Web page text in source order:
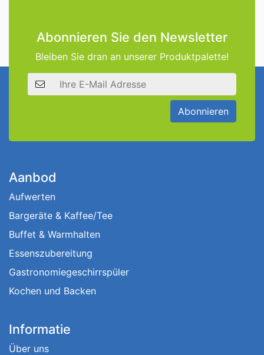
Abonnieren Sie den Newsletter
Bleiben Sie dran an unserer Produktpalette!
E-Mail Adresse
Abonnieren
Aanbod
Aufwerten
Bargeräte & Kaffee/Tee
Buffet & Warmhalten
Essenszubereitung
Gastronomiegeschirrspüler
Kochen und Backen
Informatie
Über uns